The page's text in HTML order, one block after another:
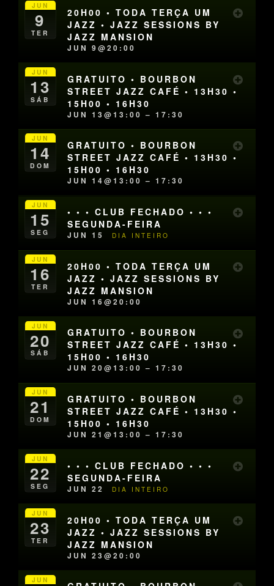
JUN
9
TER
20H00 • TODA TERÇA UM
JAZZ • JAZZ SESSIONS BY
JAZZ MANSION
JUN 9@20:00
JUN
13
SÁB
GRATUITO • BOURBON
STREET JAZZ CAFÉ • 13H30 •
15H00 • 16H30
JUN 13@13:00 – 17:30
JUN
14
DOM
GRATUITO • BOURBON
STREET JAZZ CAFÉ • 13H30 •
15H00 • 16H30
JUN 14@13:00 – 17:30
JUN
15
SEG
• • • CLUB FECHADO • • •
SEGUNDA-FEIRA
JUN 15 DIA INTEIRO
JUN
16
TER
20H00 • TODA TERÇA UM
JAZZ • JAZZ SESSIONS BY
JAZZ MANSION
JUN 16@20:00
JUN
20
SÁB
GRATUITO • BOURBON
STREET JAZZ CAFÉ • 13H30 •
15H00 • 16H30
JUN 20@13:00 – 17:30
JUN
21
DOM
GRATUITO • BOURBON
STREET JAZZ CAFÉ • 13H30 •
15H00 • 16H30
JUN 21@13:00 – 17:30
JUN
22
SEG
• • • CLUB FECHADO • • •
SEGUNDA-FEIRA
JUN 22 DIA INTEIRO
JUN
23
TER
20H00 • TODA TERÇA UM
JAZZ • JAZZ SESSIONS BY
JAZZ MANSION
JUN 23@20:00
JUN